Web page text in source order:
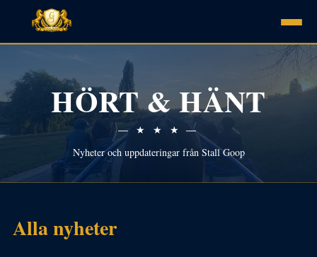
HÖRT & HÄNT
— ★ ★ ★ —
Nyheter och uppdateringar från Stall Goop
Alla nyheter